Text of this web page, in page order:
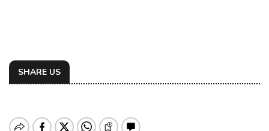
SHARE US